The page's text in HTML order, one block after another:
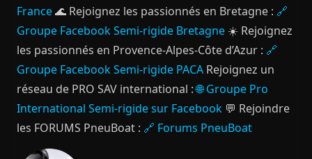
France🌊 Rejoignez les passionnés en Bretagne : 🔗
Groupe Facebook Semi-rigide Bretagne ☀️ Rejoignez
les passionnés en Provence-Alpes-Côte d’Azur : 🔗
Groupe Facebook Semi-rigide PACA Rejoignez un
réseau de PRO SAV international :🌐 Groupe Pro
International Semi-rigide sur Facebook 💬 Rejoindre
les FORUMS PneuBoat : 🔗 Forums PneuBoat